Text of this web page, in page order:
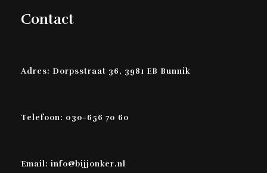
Contact
Adres: Dorpsstraat 36, 3981 EB Bunnik
Telefoon: 030-656 70 60
Email: info@bijjonker.nl